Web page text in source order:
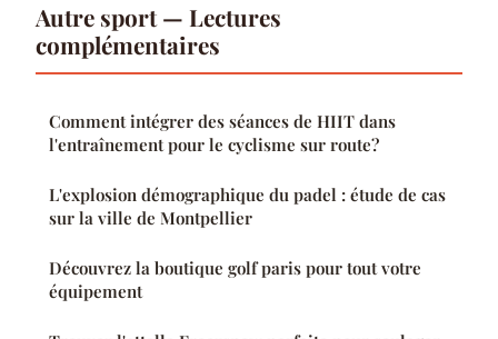
Autre sport — Lectures
complémentaires
Comment intégrer des séances de HIIT dans
l'entraînement pour le cyclisme sur route?
L'explosion démographique du padel : étude de cas
sur la ville de Montpellier
Découvrez la boutique golf paris pour tout votre
équipement